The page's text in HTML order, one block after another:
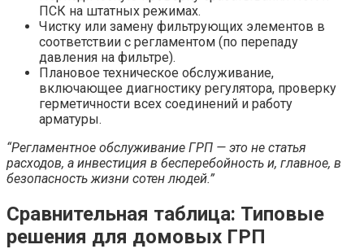
ПСК на штатных режимах.
Чистку или замену фильтрующих элементов в
соответствии с регламентом (по перепаду
давления на фильтре).
Плановое техническое обслуживание,
включающее диагностику регулятора, проверку
герметичности всех соединений и работу
арматуры.
“Регламентное обслуживание ГРП — это не статья
расходов, а инвестиция в бесперебойность и, главное, в
безопасность жизни сотен людей.”
Сравнительная таблица: Типовые
решения для домовых ГРП